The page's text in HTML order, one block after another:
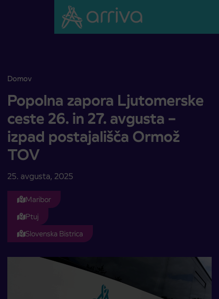
Domov
Popolna zapora Ljutomerske ceste 26. in 27. avgusta – izpad
Popolna zapora Ljutomerske
ceste 26. in 27. avgusta –
izpad postajališča Ormož
TOV
25. avgusta, 2025
Maribor
Ptuj
Slovenska Bistrica